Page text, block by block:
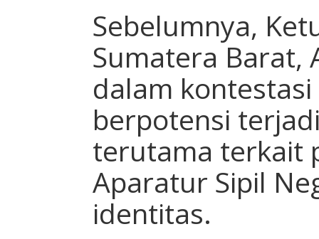
Sebelumnya,
Sumatera Barat,
dalam
berpotensi
terutama terkait
Aparatur Sipil
identitas.